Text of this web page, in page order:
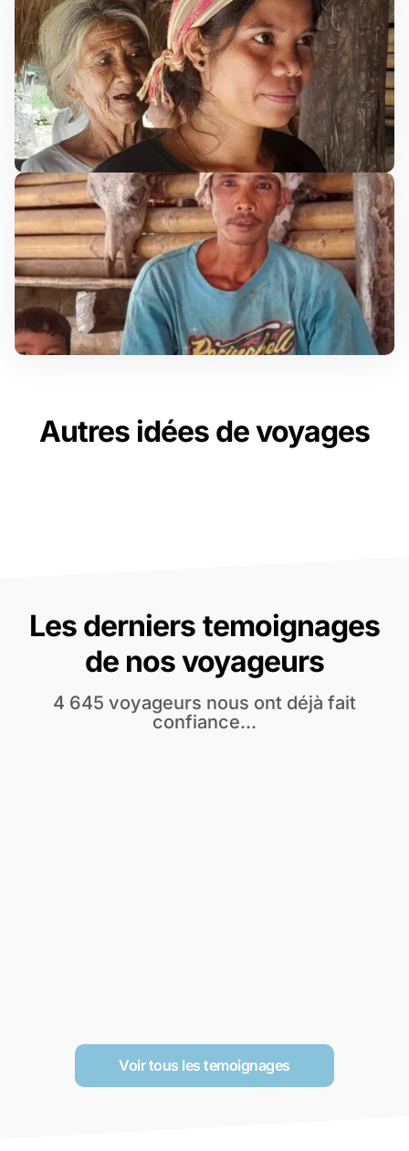
Autres idées de voyages
Les derniers temoignages
de nos voyageurs
4 645 voyageurs nous ont déjà fait
confiance...
Voir tous les temoignages